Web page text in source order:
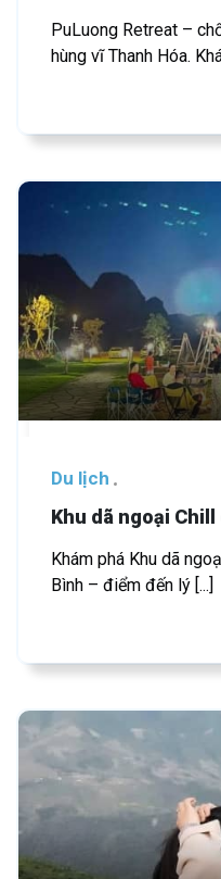
PuLuong Retreat –
hùng vĩ Thanh Hóa.
Du lịch
Khu dã ngoại
Khám phá Khu dã
Bình – điểm đến lý [...]